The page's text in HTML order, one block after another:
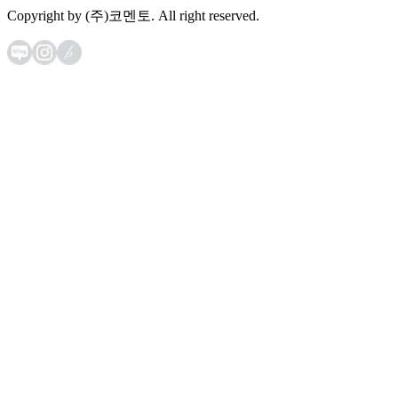
Copyright by (주)코멘토. All right reserved.